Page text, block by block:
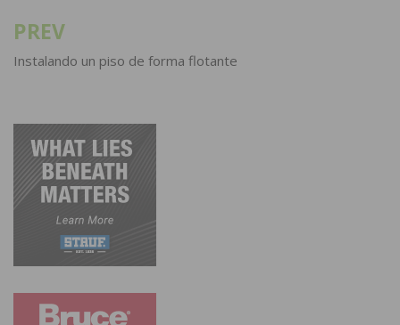
Post
navigation
PREV
Instalando un piso de forma flotante